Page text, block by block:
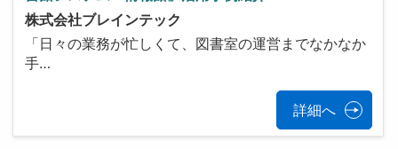
株式会社ブレインテック
「日々の業務が忙しくて、図書室の運営までなかなか
手…
詳細へ